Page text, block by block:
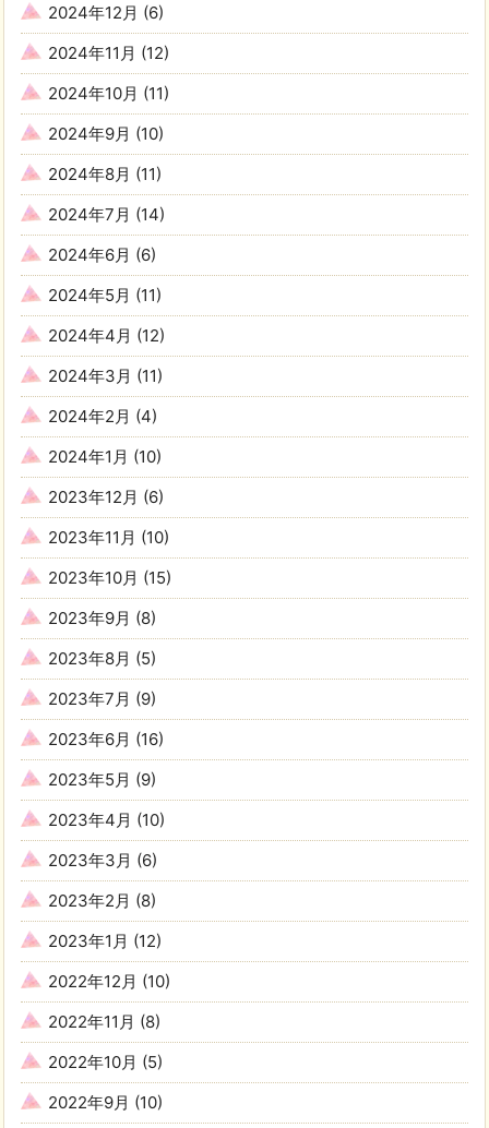
2024年12月 (6)
2024年11月 (12)
2024年10月 (11)
2024年9月 (10)
2024年8月 (11)
2024年7月 (14)
2024年6月 (6)
2024年5月 (11)
2024年4月 (12)
2024年3月 (11)
2024年2月 (4)
2024年1月 (10)
2023年12月 (6)
2023年11月 (10)
2023年10月 (15)
2023年9月 (8)
2023年8月 (5)
2023年7月 (9)
2023年6月 (16)
2023年5月 (9)
2023年4月 (10)
2023年3月 (6)
2023年2月 (8)
2023年1月 (12)
2022年12月 (10)
2022年11月 (8)
2022年10月 (5)
2022年9月 (10)